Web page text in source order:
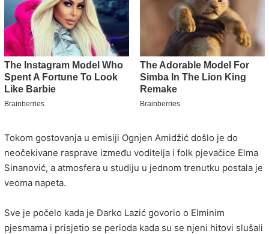
Tokom gostovanja u emisiji Ognjen Amidžić došlo je do
neočekivane rasprave između voditelja i folk pjevačice Elma
Sinanović, a atmosfera u studiju u jednom trenutku postala je
veoma napeta.
Sve je počelo kada je Darko Lazić govorio o Elminim
pjesmama i prisjetio se perioda kada su se njeni hitovi slušali